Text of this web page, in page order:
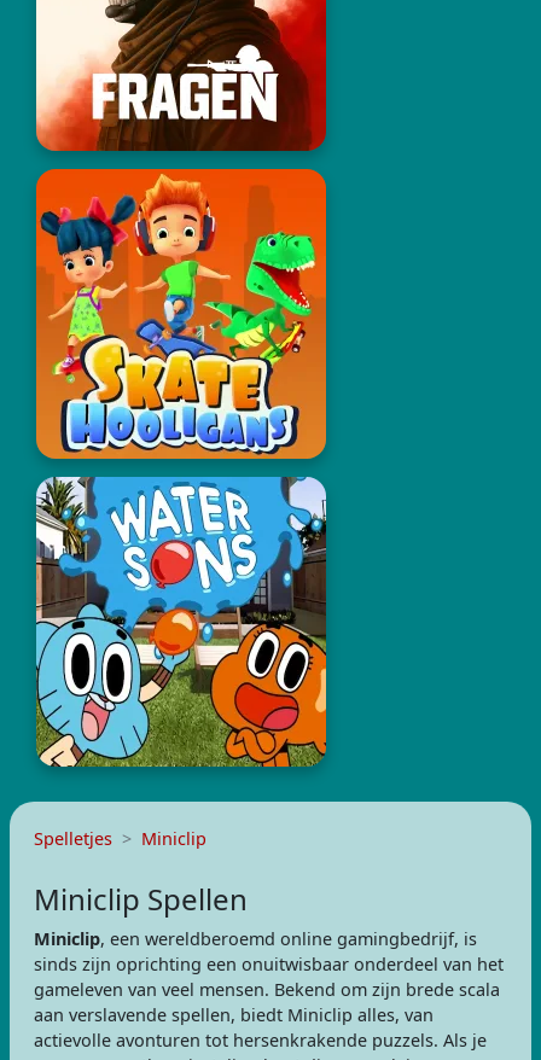
Spelletjes Miniclip
Miniclip Spellen
Miniclip, een wereldberoemd online gamingbedrijf, is
sinds zijn oprichting een onuitwisbaar onderdeel van het
gameleven van veel mensen. Bekend om zijn brede scala
aan verslavende spellen, biedt Miniclip alles, van
actievolle avonturen tot hersenkrakende puzzels. Als je